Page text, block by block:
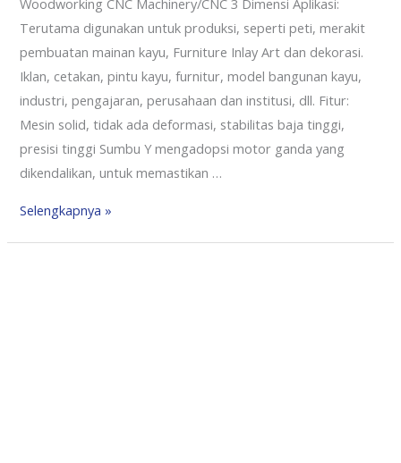
Woodworking CNC Machinery/CNC 3 Dimensi Aplikasi:
Terutama digunakan untuk produksi, seperti peti, merakit
pembuatan mainan kayu, Furniture Inlay Art dan dekorasi.
Iklan, cetakan, pintu kayu, furnitur, model bangunan kayu,
industri, pengajaran, perusahaan dan institusi, dll. Fitur:
Mesin solid, tidak ada deformasi, stabilitas baja tinggi,
presisi tinggi Sumbu Y mengadopsi motor ganda yang
dikendalikan, untuk memastikan …
Selengkapnya »